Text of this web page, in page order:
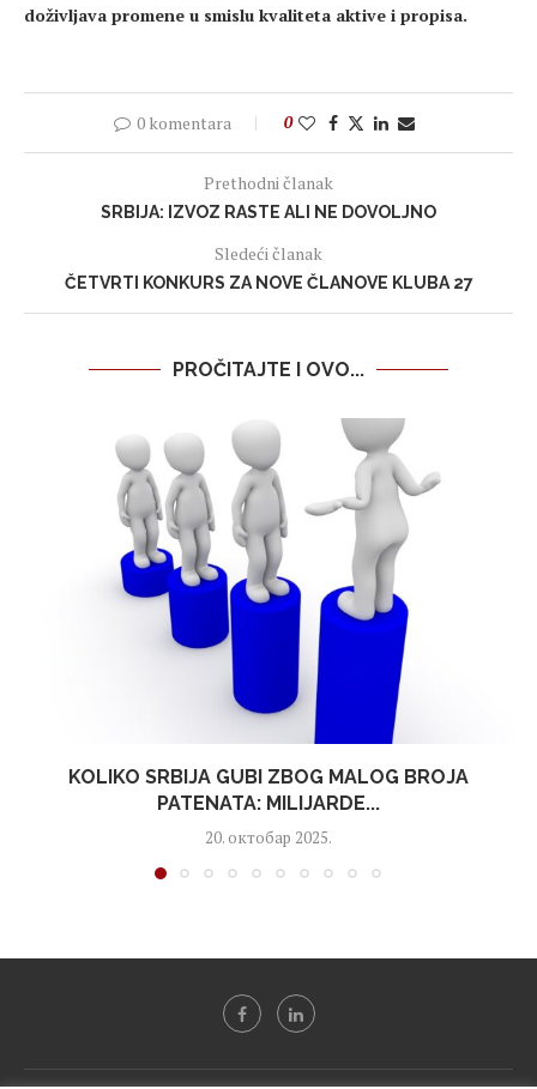
doživljava promene u smislu kvaliteta aktive i propisa.
0 komentara 0
Prethodni članak
SRBIJA: IZVOZ RASTE ALI NE DOVOLJNO
Sledeći članak
ČETVRTI KONKURS ZA NOVE ČLANOVE KLUBA 27
PROČITAJTE I OVO...
KOLIKO SRBIJA GUBI ZBOG MALOG BROJA
PATENATA: MILIJARDE...
20. октобар 2025.